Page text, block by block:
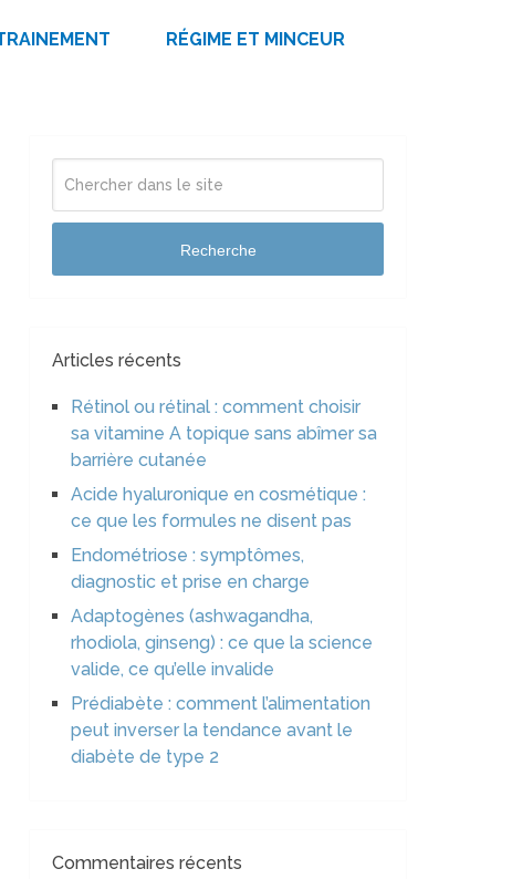
RÉGIME ET MINCEUR
Recherche
Articles récents
Rétinol ou rétinal : comment choisir
sa vitamine A topique sans abîmer sa
barrière cutanée
Acide hyaluronique en cosmétique :
ce que les formules ne disent pas
Endométriose : symptômes,
diagnostic et prise en charge
Adaptogènes (ashwagandha,
rhodiola, ginseng) : ce que la science
valide, ce qu’elle invalide
Prédiabète : comment l’alimentation
peut inverser la tendance avant le
diabète de type 2
Commentaires récents